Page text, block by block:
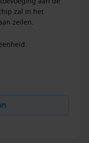
zal in het
zeilen.
: